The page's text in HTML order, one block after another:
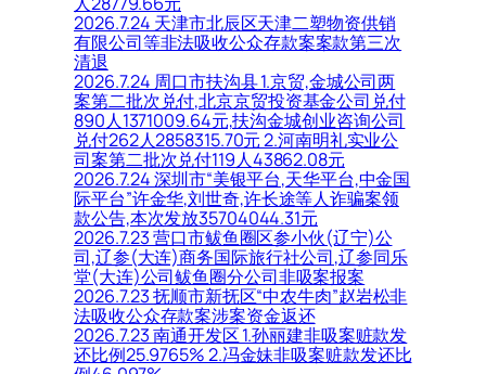
2026.7.24 天津市北辰区天津二塑物资供销
有限公司等非法吸收公众存款案案款第三次
清退
2026.7.24 周口市扶沟县 1.京贸,金城公司两
案第二批次兑付,北京京贸投资基金公司兑付
890人1371009.64元,扶沟金城创业咨询公司
兑付262人2858315.70元 2.河南明礼实业公
司案第二批次兑付119人43862.08元
2026.7.24 深圳市“美银平台,天华平台,中金国
际平台”许金华,刘世奇,许长途等人诈骗案领
款公告,本次发放35704044.31元
2026.7.23 营口市鲅鱼圈区参小伙(辽宁)公
司,辽参(大连)商务国际旅行社公司,辽参同乐
堂(大连)公司鲅鱼圈分公司非吸案报案
2026.7.23 抚顺市新抚区“中农牛肉”赵岩松非
法吸收公众存款案涉案资金返还
2026.7.23 南通开发区 1.孙丽建非吸案赃款发
还比例25.9765% 2.冯金妹非吸案赃款发还比